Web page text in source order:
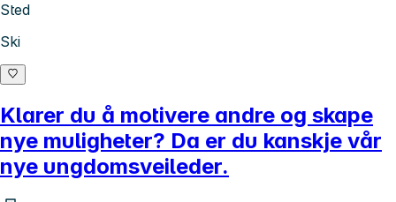
Sted
Ski
Klarer du å motivere andre og skape
nye muligheter? Da er du kanskje vår
nye ungdomsveileder.